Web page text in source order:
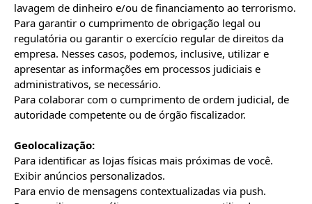
lavagem de dinheiro e/ou de financiamento ao terrorismo.
Para garantir o cumprimento de obrigação legal ou
regulatória ou garantir o exercício regular de direitos da
empresa. Nesses casos, podemos, inclusive, utilizar e
apresentar as informações em processos judiciais e
administrativos, se necessário.
Para colaborar com o cumprimento de ordem judicial, de
autoridade competente ou de órgão fiscalizador.
Geolocalização:
Para identificar as lojas físicas mais próximas de você.
Exibir anúncios personalizados.
Para envio de mensagens contextualizadas via push.